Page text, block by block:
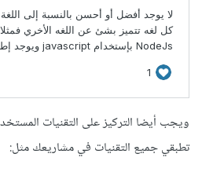
ويجب أيضا التركيز على التقنيات
تطبقي جميع التقنيات في مشاريعك مثل: